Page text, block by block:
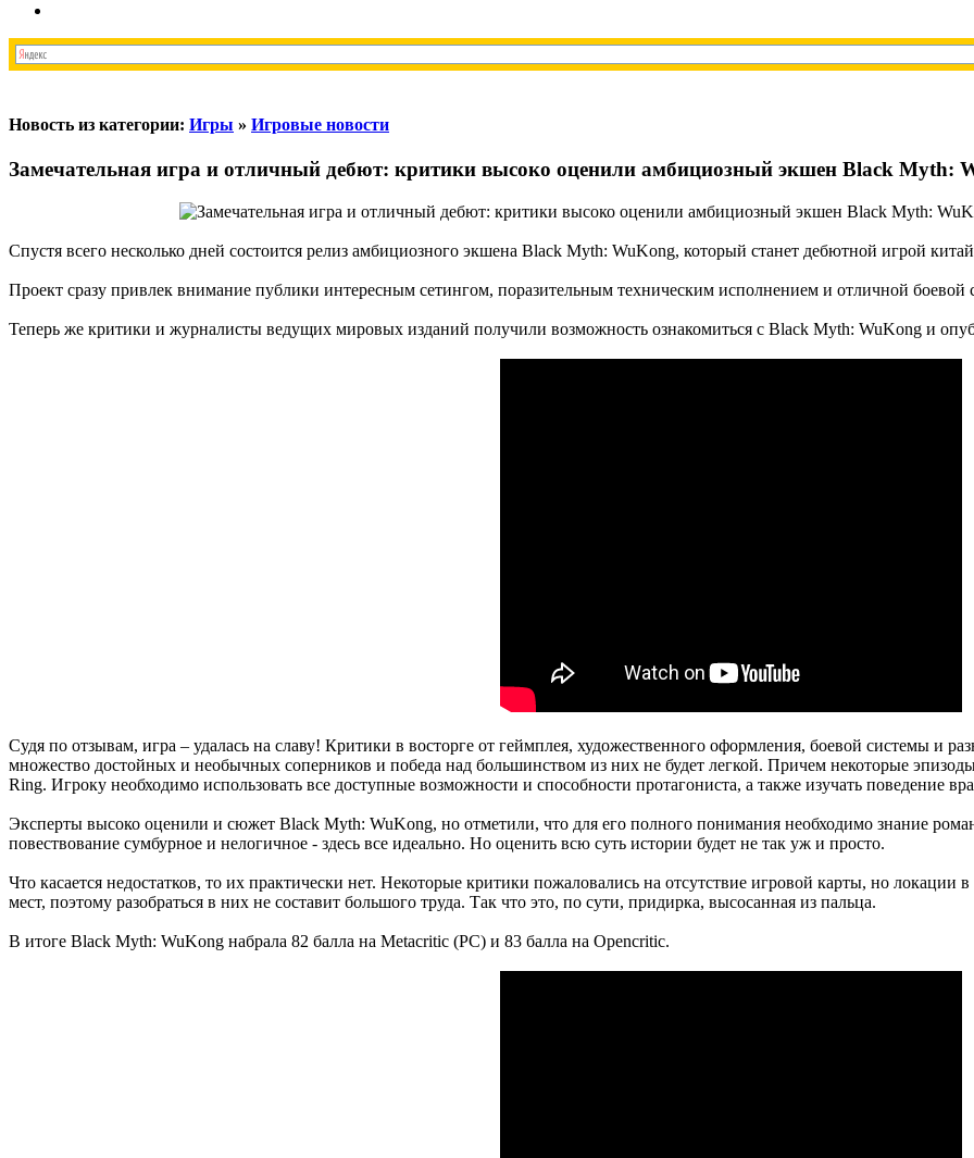
Новость из категории: Игры » Игровые новости
Замечательная игра и отличный дебют: критики высоко оценили амбициозный экшен Black Myth:
Спустя всего несколько дней состоится релиз амбициозного экшена Black Myth: WuKong, который станет дебютной игрой
Проект сразу привлек внимание публики интересным сетингом, поразительным техническим исполнением и отличной боевой
Теперь же критики и журналисты ведущих мировых изданий получили возможность ознакомиться с Black Myth: WuKong и
Судя по отзывам, игра – удалась на славу! Критики в восторге от геймплея, художественного оформления, боевой системы и
множество достойных и необычных соперников и победа над большинством из них не будет легкой. Причем некоторые
Ring. Игроку необходимо использовать все доступные возможности и способности протагониста, а также изучать поведение
Эксперты высоко оценили и сюжет Black Myth: WuKong, но отметили, что для его полного понимания необходимо знание
повествование сумбурное и нелогичное - здесь все идеально. Но оценить всю суть истории будет не так уж и просто.
Что касается недостатков, то их практически нет. Некоторые критики пожаловались на отсутствие игровой карты, но
мест, поэтому разобраться в них не составит большого труда. Так что это, по сути, придирка, высосанная из пальца.
В итоге Black Myth: WuKong набрала 82 балла на Metacritic (PC) и 83 балла на Opencritic.